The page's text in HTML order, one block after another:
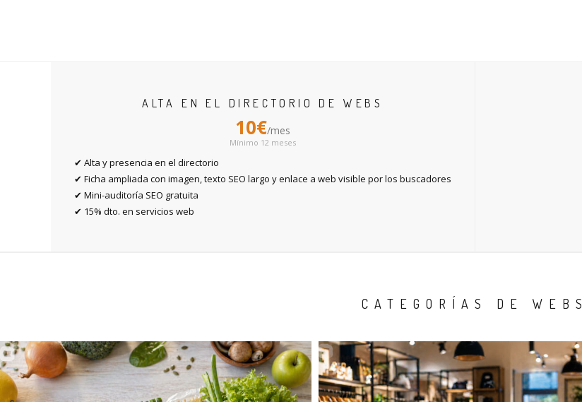
ALTA EN EL DIRECTORIO DE WEBS
10€/mes
Mínimo 12 meses
✔ Alta y presencia en el directorio
✔ Ficha ampliada con imagen, texto SEO largo y enlace a web visible por los buscadores
✔ Mini-auditoría SEO gratuita
✔ 15% dto. en servicios web
CATEGORÍAS DE WEBS